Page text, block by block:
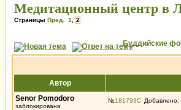
Медитационный центр в
Страницы Пред. 1 2
Буддийские
Автор
Senor Pomodoro
заблокирована
№181793 Добавлено: